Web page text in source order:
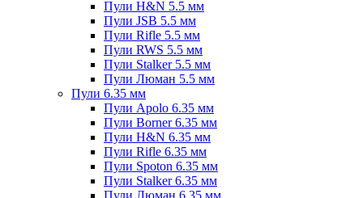
Пули H&N 5.5 мм
Пули JSB 5.5 мм
Пули Rifle 5.5 мм
Пули RWS 5.5 мм
Пули Stalker 5.5 мм
Пули Люман 5.5 мм
Пули 6.35 мм
Пули Apolo 6.35 мм
Пули Borner 6.35 мм
Пули H&N 6.35 мм
Пули Rifle 6.35 мм
Пули Spoton 6.35 мм
Пули Stalker 6.35 мм
Пули Люман 6.35 мм